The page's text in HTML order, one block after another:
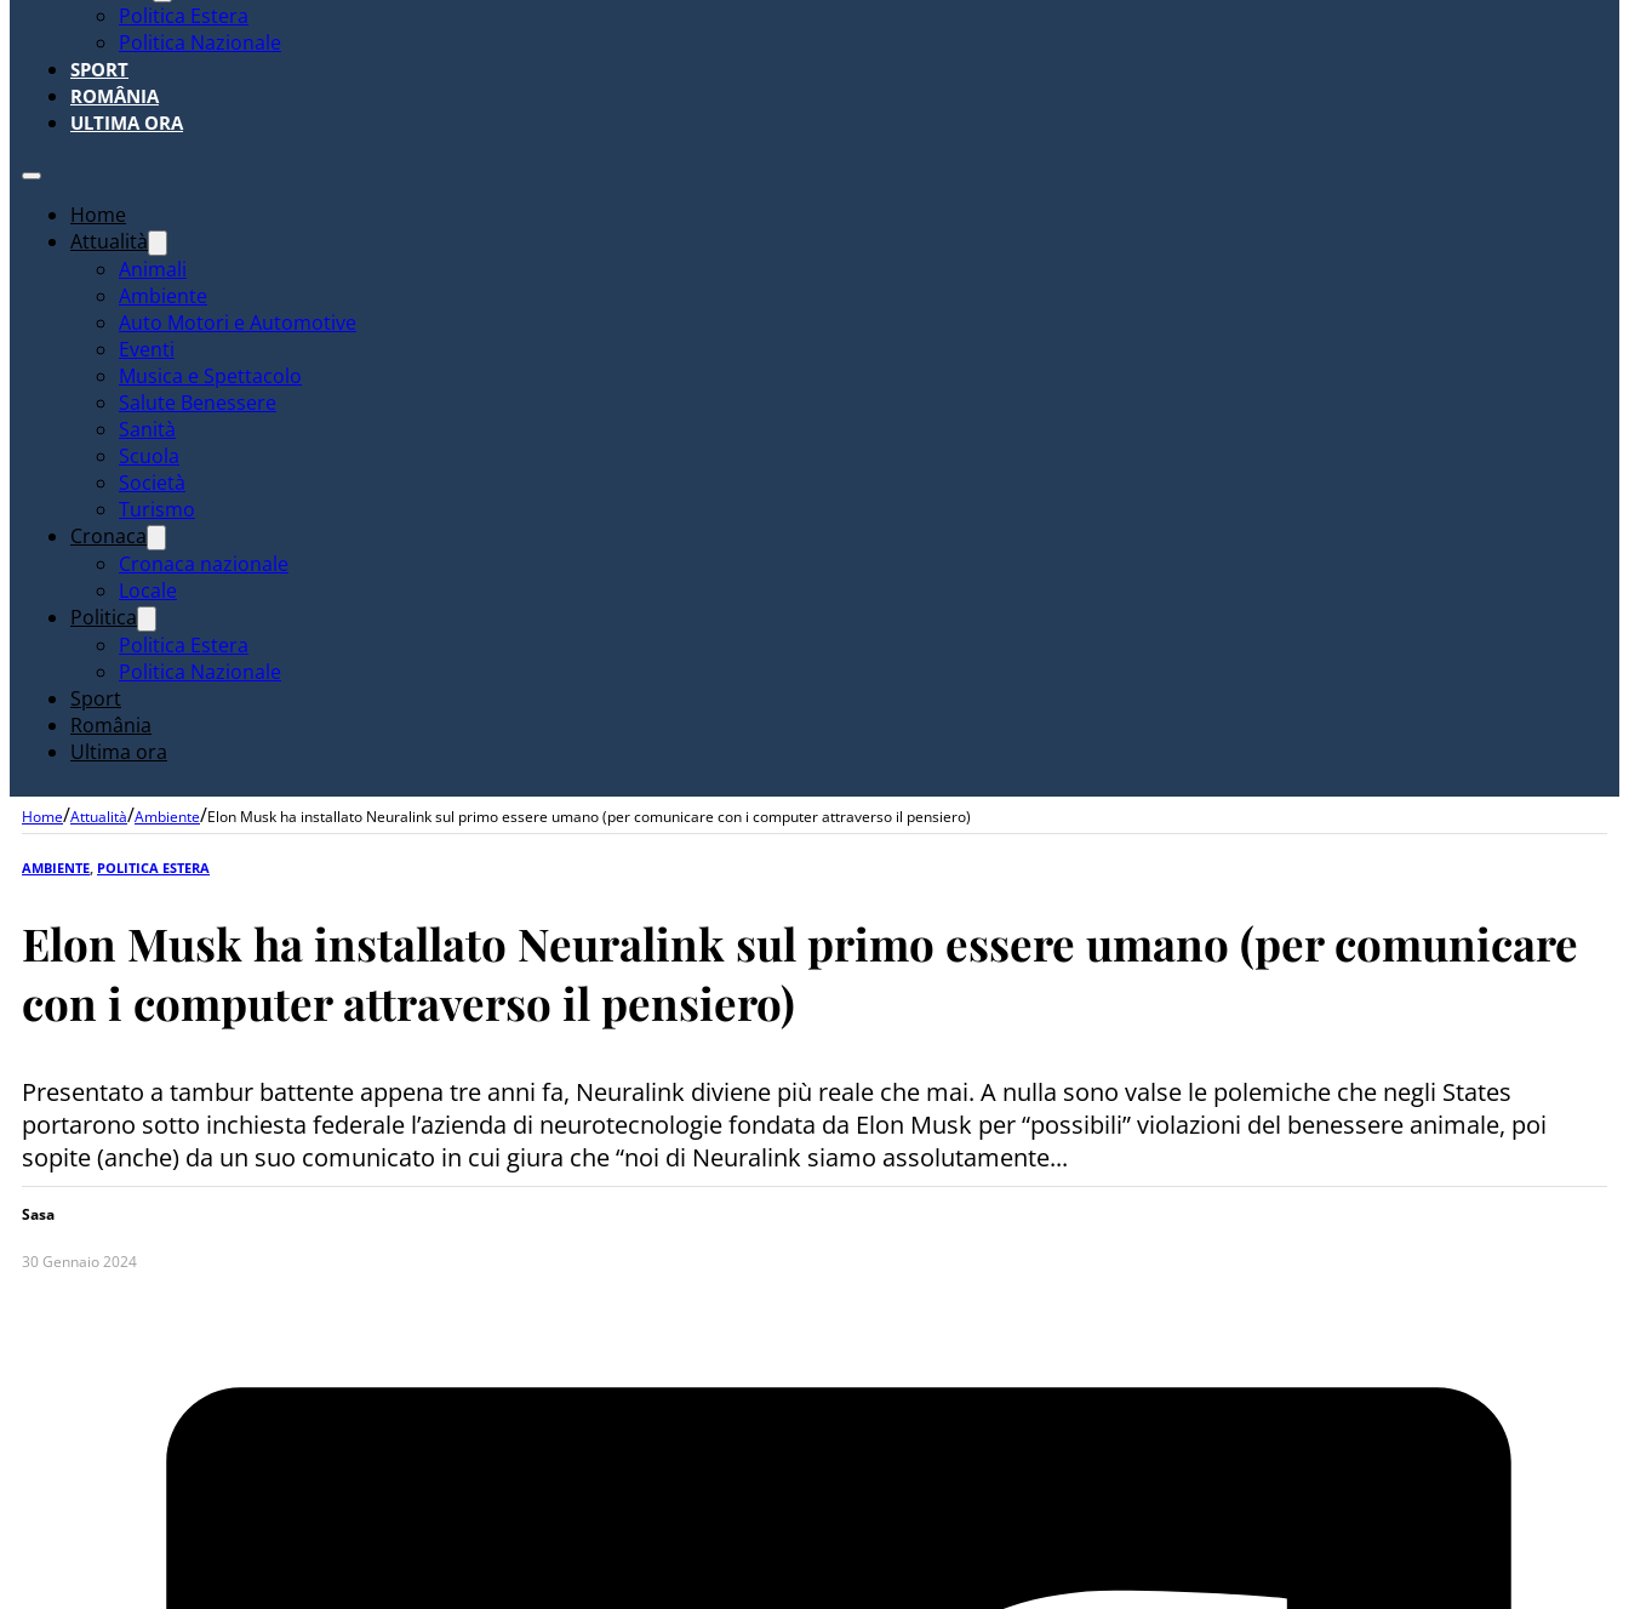
Politica Estera
Politica Nazionale
SPORT
ROMÂNIA
ULTIMA ORA
Home
Attualità
Animali
Ambiente
Auto Motori e Automotive
Eventi
Musica e Spettacolo
Salute Benessere
Sanità
Scuola
Società
Turismo
Cronaca
Cronaca nazionale
Locale
Politica
Politica Estera
Politica Nazionale
Sport
România
Ultima ora
Home/Attualità/Ambiente/Elon Musk ha installato Neuralink sul primo essere umano (per comunicare con i computer attraverso il pensiero)
AMBIENTE POLITICA ESTERA
Elon Musk ha installato Neuralink sul primo essere umano (per comunicare
con i computer attraverso il pensiero)
Presentato a tambur battente appena tre anni fa, Neuralink diviene più reale che mai. A nulla sono valse le polemiche che negli States
portarono sotto inchiesta federale l’azienda di neurotecnologie fondata da Elon Musk per “possibili” violazioni del benessere animale, poi
sopite (anche) da un suo comunicato in cui giura che “noi di Neuralink siamo assolutamente...
Sasa
30 Gennaio 2024